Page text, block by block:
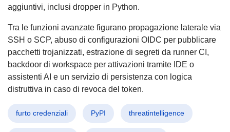
aggiuntivi, inclusi dropper in Python.
Tra le funzioni avanzate figurano propagazione laterale via
SSH o SCP, abuso di configurazioni OIDC per pubblicare
pacchetti trojanizzati, estrazione di segreti da runner CI,
backdoor di workspace per attivazioni tramite IDE o
assistenti AI e un servizio di persistenza con logica
distruttiva in caso di revoca del token.
furto credenziali PyPI threatintelligence